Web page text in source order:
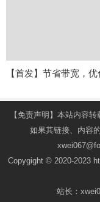
【首发】节省带宽，
【免责声明】本站内容
如果其链接、内容
Copygight © 2020-2023
站长：